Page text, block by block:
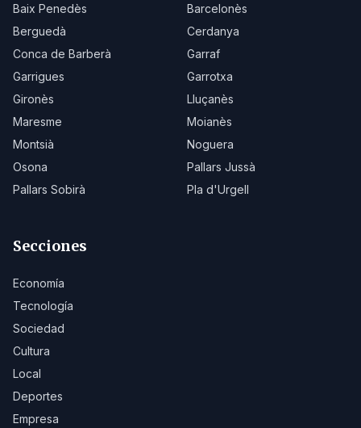
Baix Penedès
Barcelonès
Berguedà
Cerdanya
Conca de Barberà
Garraf
Garrigues
Garrotxa
Gironès
Lluçanès
Maresme
Moianès
Montsià
Noguera
Osona
Pallars Jussà
Pallars Sobirà
Pla d'Urgell
Secciones
Economía
Tecnología
Sociedad
Cultura
Local
Deportes
Empresa